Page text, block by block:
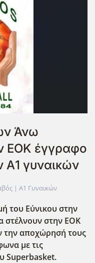
Άνω
ΕΟΚ έγγραφο
γυναικών
| Α1 Γυναικών
του Εύνικου στην
στέλνουν στην ΕΟΚ
την αποχώρησή τους
με τις
Superbasket.